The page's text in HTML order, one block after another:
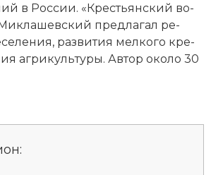
история
дисциплины
в Рос­сии. «Кре­сть­ян­ский во­
пред­ла­гал ре­
раз­ви­тия мел­ко­го кре­
аг­ри­куль­ту­ры. Ав­тор около 30